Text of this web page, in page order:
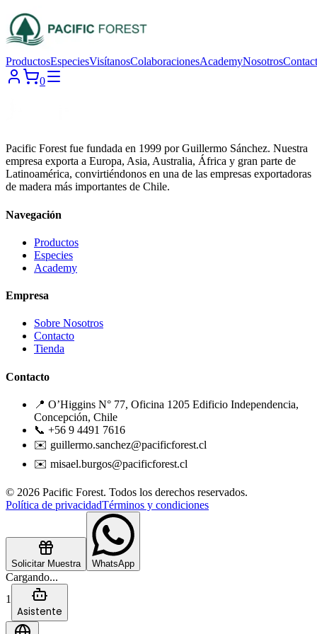
ProductosEspeciesVisítanosColaboracionesAcademyNosotros
0
Pacific Forest fue fundada en 1999 por Guillermo Sánchez. Nuestra
empresa exporta a Europa, Asia, Australia, África y gran parte de
Latinoamérica, convirtiéndonos en una de las empresas exportadoras
de madera más importantes de Chile.
Navegación
Productos
Especies
Academy
Empresa
Sobre Nosotros
Contacto
Tienda
Contacto
📍 O’Higgins N° 77, Oficina 1205 Edificio Independencia,
Concepción, Chile
📞 +56 9 4491 7616
✉️ guillermo.sanchez@pacificforest.cl
✉️ misael.burgos@pacificforest.cl
© 2026 Pacific Forest. Todos los derechos reservados.
Política de privacidadTérminos y condiciones
Solicitar Muestra WhatsApp
Cargando...
1
Asistente